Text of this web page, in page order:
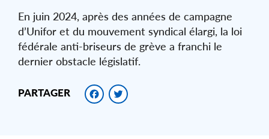
En juin 2024, après des années de campagne
d’Unifor et du mouvement syndical élargi, la loi
fédérale anti-briseurs de grève a franchi le
dernier obstacle législatif.
PARTAGER Facebook